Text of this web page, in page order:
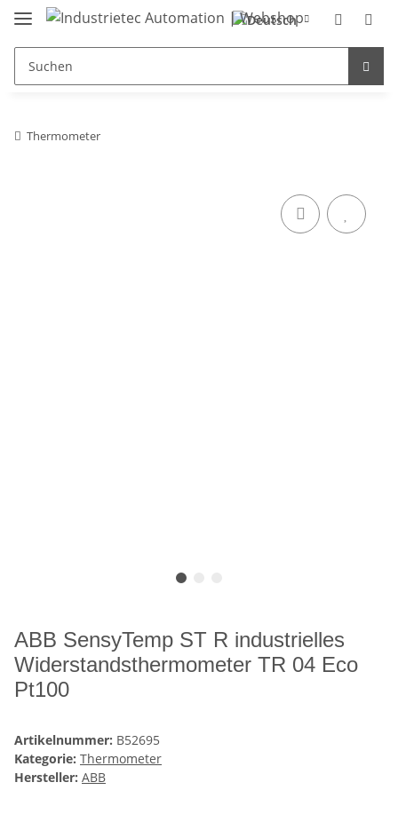
Thermometer
ABB SensyTemp ST R industrielles
Widerstandsthermometer TR 04 Eco
Pt100
Artikelnummer: B52695
Kategorie: Thermometer
Hersteller: ABB